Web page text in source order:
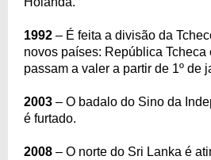
1992 – É feita a divisão da
novos países: República
passam a valer a partir de 1º de
2003 – O badalo do Sino da
é furtado.
2008 – O norte do Sri Lanka é